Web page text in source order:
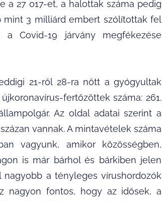
a 27 017-et, a halottak száma pedig
mint 3 milliárd embert szólítottak fel
Covid-19 járvány megfékezése
21-ről 28-ra nőtt a gyógyultak
fertőzöttek száma: 261.
Az oldal adatai szerint a
vannak. A mintavételek száma
vagyunk, amikor közösségben,
is már bárhol és bárkiben jelen
a tényleges vírushordozók
nagyon fontos, hogy az idősek, a